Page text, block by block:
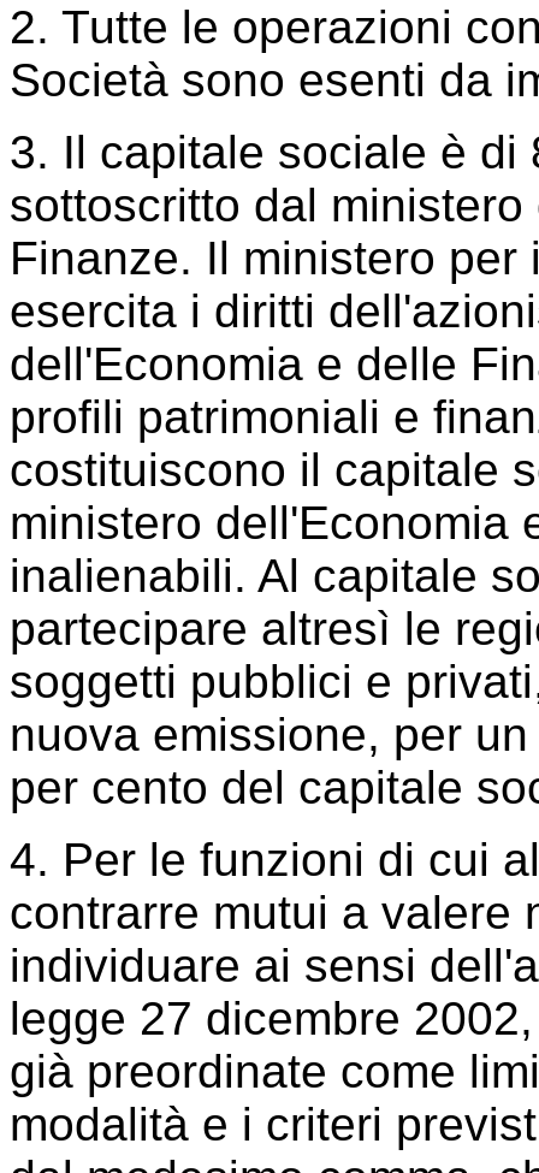
2. Tutte le operazioni
Società sono esenti da
3. Il capitale sociale è di
sottoscritto dal
Finanze. Il ministero
esercita i diritti
dell'Economia e delle
profili patrimoniali e
costituiscono il capitale
ministero dell'Economia
inalienabili. Al capitale
partecipare altresì le
soggetti pubblici e
nuova emissione, per
per cento del capitale
4. Per le funzioni di cui
contrarre mutui a valere
individuare ai sensi
legge 27 dicembre
già preordinate come
modalità e i criteri